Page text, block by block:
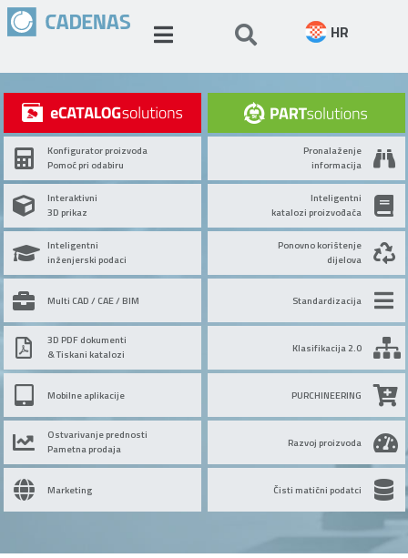
HR
Konfigurator proizvoda
Pomoć pri odabiru
Interaktivni
3D prikaz
Inteligentni
inženjerski podaci
Multi CAD / CAE / BIM
3D PDF dokumenti
& Tiskani katalozi
Mobilne aplikacije
Ostvarivanje prednosti
Pametna prodaja
Marketing
Pronalaženje
informacija
Inteligentni
katalozi proizvođača
Ponovno korištenje
dijelova
Standardizacija
Klasifikacija 2.0
PURCHINEERING
Razvoj proizvoda
Čisti matični podatci